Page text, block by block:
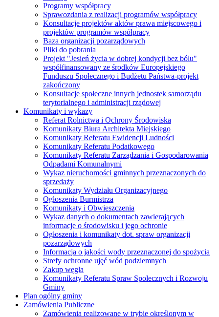
Programy współpracy
Sprawozdania z realizacji programów współpracy
Konsultacje projektów aktów prawa miejscowego i
projektów programów współpracy
Baza organizacji pozarządowych
Pliki do pobrania
Projekt "Jesień życia w dobrej kondycji bez bólu"
współfinansowany ze środków Europejskiego
Funduszu Społecznego i Budżetu Państwa-projekt
zakończony
Konsultacje społeczne innych jednostek samorządu
terytorialnego i administracji rządowej
Komunikaty i wykazy
Referat Rolnictwa i Ochrony Środowiska
Komunikaty Biura Architekta Miejskiego
Komunikaty Referatu Ewidencji Ludności
Komunikaty Referatu Podatkowego
Komunikaty Referatu Zarządzania i Gospodarowania
Odpadami Komunalnymi
Wykaz nieruchomości gminnych przeznaczonych do
sprzedaży
Komunikaty Wydziału Organizacyjnego
Ogłoszenia Burmistrza
Komunikaty i Obwieszczenia
Wykaz danych o dokumentach zawierających
informacje o środowisku i jego ochronie
Ogłoszenia i komunikaty dot. spraw organizacji
pozarządowych
Informacja o jakości wody przeznaczonej do spożycia
Strefy ochronne ujęć wód podziemnych
Zakup węgla
Komunikaty Referatu Spraw Spolecznych i Rozwoju
Gminy
Plan ogólny gminy
Zamówienia Publiczne
Zamówienia realizowane w trybie określonym w